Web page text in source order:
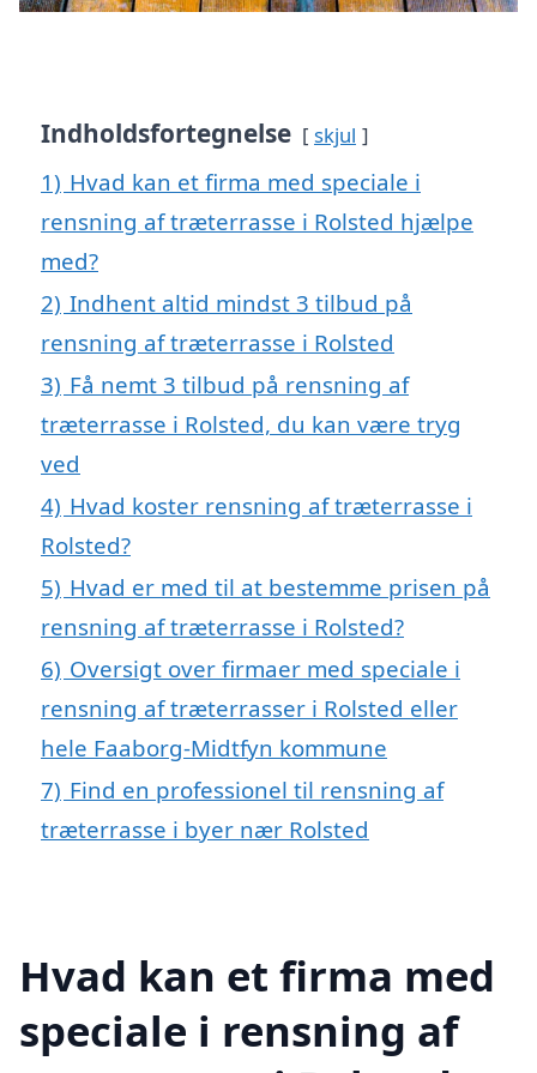
Indholdsfortegnelse skjul
1) Hvad kan et firma med speciale i
rensning af træterrasse i Rolsted hjælpe
med?
2) Indhent altid mindst 3 tilbud på
rensning af træterrasse i Rolsted
3) Få nemt 3 tilbud på rensning af
træterrasse i Rolsted, du kan være tryg
ved
4) Hvad koster rensning af træterrasse i
Rolsted?
5) Hvad er med til at bestemme prisen på
rensning af træterrasse i Rolsted?
6) Oversigt over firmaer med speciale i
rensning af træterrasser i Rolsted eller
hele Faaborg-Midtfyn kommune
7) Find en professionel til rensning af
træterrasse i byer nær Rolsted
Hvad kan et firma med
speciale i rensning af